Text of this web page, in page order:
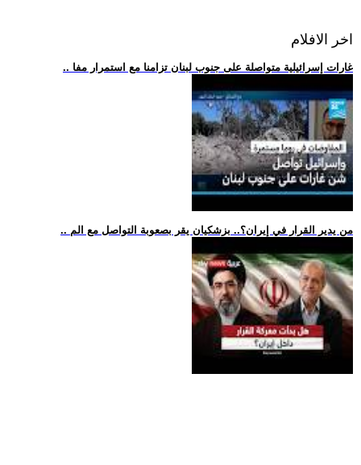
اخر الافلام
.. غارات إسرائيلية متواصلة على جنوب لبنان تزامنا مع استمرار مفا
.. من يدير القرار في إيران؟.. بزشكيان يقر بصعوبة التواصل مع الم